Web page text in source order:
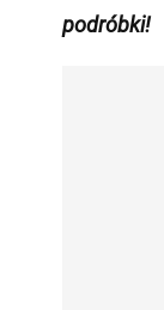
podróbki!